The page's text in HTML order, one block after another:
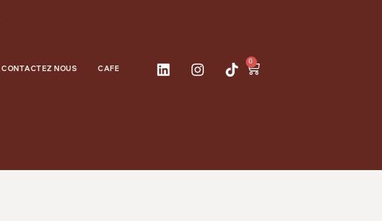
CONTACTEZ NOUS CAFÉ
0